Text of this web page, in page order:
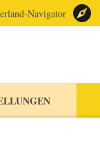
Navigator